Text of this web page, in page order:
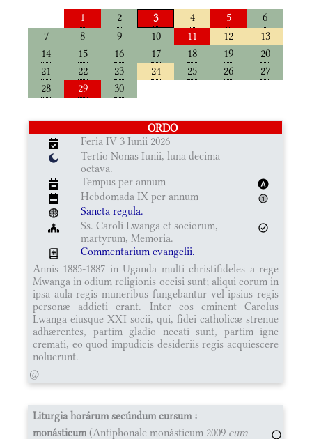
1
2 3 4 5
6
7
8 9 10 11 12
13
14
15 16 17 18 19
20
21
22 23 24 25 26
27
28
29 30
ORDO
Feria IV 3 Iunii 2026
Tertio Nonas Iunii, luna decima
octava.
Tempus per annum
Hebdomada IX per annum
Sancta regula.
Ss. Caroli Lwanga et sociorum,
martyrum, Memoria.
Commentarium evangelii.
Annis 1885-1887 in Uganda multi christifideles a rege
Mwanga in odium religionis occisi sunt; aliqui eorum in
ipsa aula regis muneribus fungebantur vel ipsius regis
personæ addicti erant. Inter eos eminent Carolus
Lwanga eiusque XXI socii, qui, fidei catholicæ strenue
adhærentes, partim gladio necati sunt, partim igne
cremati, eo quod impudicis desideriis regis acquiescere
noluerunt.
@
Liturgia horárum secúndum cursum :
monásticum(Antiphonale monásticum 2009 cum